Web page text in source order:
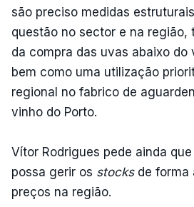
são preciso medidas
questão no sector e na região,
da compra das uvas abaixo do
bem como uma utilização
regional no fabrico de
vinho do Porto.
Vítor Rodrigues pede ainda
possa gerir os stocksde forma
preços na região.